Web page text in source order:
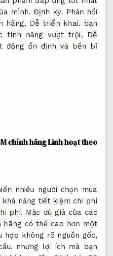
mình.Định kỳ. Phản hồi
hãng, Dễ triển khai. bạn
tính năng vượt trội, Dễ
động ổn định và bền bỉ
chính hãngLinh hoạt theo
nhiều người chọn mua
năng tiết kiệm chi phí
phí. Mặc dù giá của các
hãng có thể cao hơn một
hợp không rõ nguồn gốc,
nhưng lợi ích mà bạn